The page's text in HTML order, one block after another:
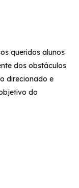
queridos alunos
dos obstáculos
direcionado e
do